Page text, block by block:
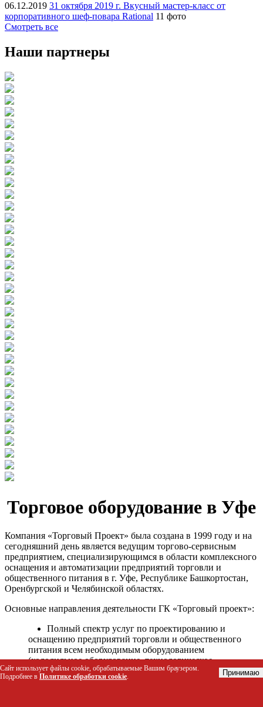
06.12.2019 31 октября 2019 г. Вкусный мастер-класс от
корпоративного шеф-повара Rational 11 фото
Смотреть все
Наши партнеры
Торговое оборудование в Уфе
Компания «Торговый Проект» была создана в 1999 году и на
сегодняшний день является ведущим торгово-сервисным
предприятием, специализирующимся в области комплексного
оснащения и автоматизации предприятий торговли и
общественного питания в г. Уфе, Республике Башкортостан,
Оренбургской и Челябинской областях.
Основные направления деятельности ГК «Торговый проект»:
Полный спектр услуг по проектированию и
оснащению предприятий торговли и общественного
питания всем необходимым оборудованием
(холодильное оборудование, технологическое
оборудование, стеллажное оборудование и т.д.);
Автоматизация торговых процессов и внедрения
Сайт использует файлы cookie, обрабатываемые Вашим браузером.
Подробнее в Политике обработки cookie. Принимаю